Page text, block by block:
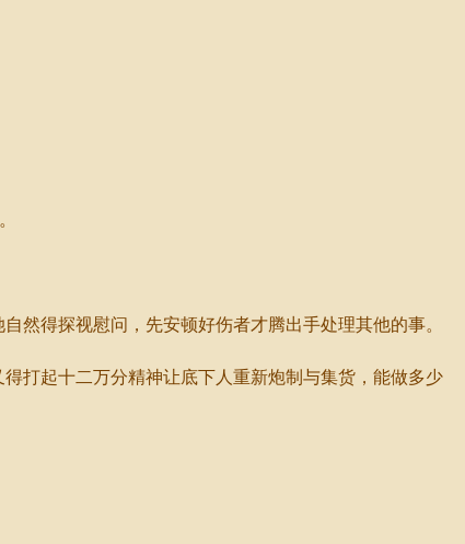
得探视慰问，先安顿好伤者才腾出手处理其他的事。
打起十二万分精神让底下人重新炮制与集货，能做多少